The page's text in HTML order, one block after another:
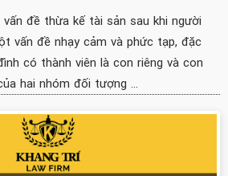
đề thừa kế tài sản sau khi người
vấn đề nhạy cảm và phức tạp, đặc
có thành viên là con riêng và con
hai nhóm đối tượng ...